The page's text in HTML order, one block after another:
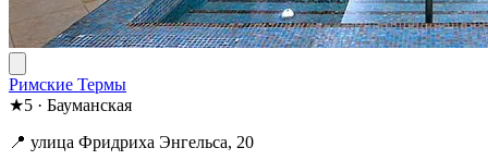
Римские Термы
★5 · Бауманская
📍 улица Фридриха Энгельса, 20